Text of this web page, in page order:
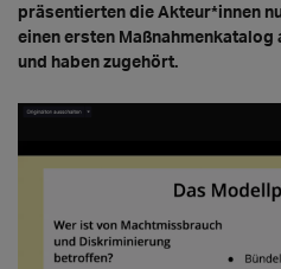
präsentierten die Akteur*innen
einen ersten Maßnahmenkatalog
und haben zugehört.